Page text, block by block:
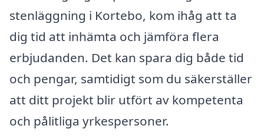
stenläggning i Kortebo, kom ihåg att ta
dig tid att inhämta och jämföra flera
erbjudanden. Det kan spara dig både tid
och pengar, samtidigt som du säkerställer
att ditt projekt blir utfört av kompetenta
och pålitliga yrkespersoner.